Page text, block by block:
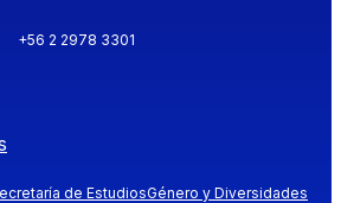
+56 2 2978 3301
de EstudiosGénero y Diversidades